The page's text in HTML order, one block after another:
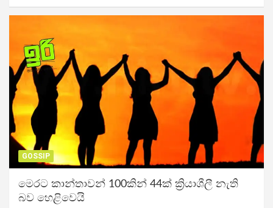
GOSSIP
මෙරට කාන්තාවන් 100කින් 44ක් ක්‍රියාශීලී නැති
බව හෙළිවෙයි